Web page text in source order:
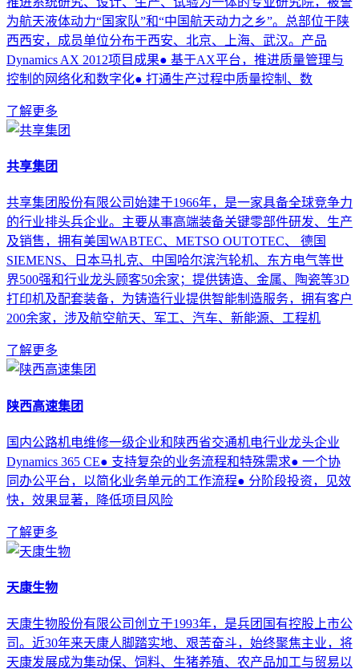
为航天液体动力“国家队”和“中国航天动力之乡”。总部位于陕
西西安，成员单位分布于西安、北京、上海、武汉。产品
Dynamics AX 2012项目成果● 基于AX平台，推进质量管理与
控制的网络化和数字化● 打通生产过程中质量控制、数
了解更多
共享集团
共享集团股份有限公司始建于1966年，是一家具备全球竞争力
的行业排头兵企业。主要从事高端装备关键零部件研发、生产
及销售，拥有美国WABTEC、METSO OUTOTEC、 德国
SIEMENS、日本马扎克、中国哈尔滨汽轮机、东方电气等世
界500强和行业龙头顾客50余家；提供铸造、金属、陶瓷等3D
打印机及配套装备，为铸造行业提供智能制造服务，拥有客户
200余家，涉及航空航天、军工、汽车、新能源、工程机
了解更多
陕西高速集团
国内公路机电维修一级企业和陕西省交通机电行业龙头企业
Dynamics 365 CE● 支持复杂的业务流程和特殊需求● 一个协
同办公平台，以简化业务单元的工作流程● 分阶段投资，见效
快，效果显著，降低项目风险
了解更多
天康生物
天康生物股份有限公司创立于1993年，是兵团国有控股上市公
司。近30年来天康人脚踏实地、艰苦奋斗，始终聚焦主业，将
天康发展成为集动保、饲料、生猪养殖、农产品加工与贸易以